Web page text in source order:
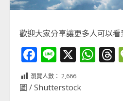
歡迎大家分享讓更多人可以看
Facebook
Line
X
瀏覽人數： 2,666
圖 / Shutterstock